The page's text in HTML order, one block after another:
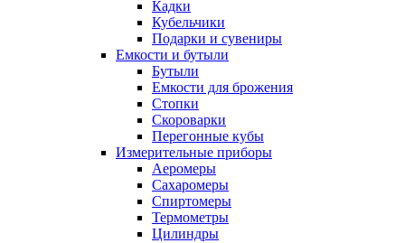
Кадки
Кубельчики
Подарки и сувениры
Емкости и бутыли
Бутыли
Емкости для брожения
Стопки
Скороварки
Перегонные кубы
Измерительные приборы
Аеромеры
Сахаромеры
Спиртомеры
Термометры
Цилиндры